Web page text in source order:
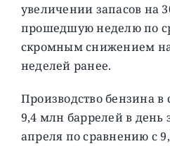
увеличении запасов на
прошедшую неделю по
скромным снижением
неделей ранее.
Производство бензина в
9,4 млн баррелей в день
апреля по сравнению с